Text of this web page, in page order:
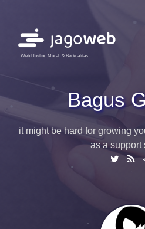
Web Hosting Murah & Berkualitas
Bagus
it might be hard for growing
as a support